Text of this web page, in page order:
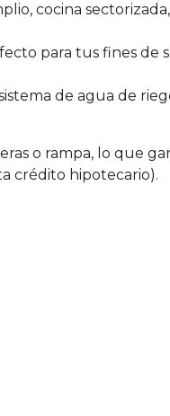
cocina
para tus fines de
de agua de
o rampa, lo que
crédito hipotecario).